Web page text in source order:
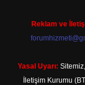
Reklam ve
Yasal Uyarı:
İletişim Kurumu